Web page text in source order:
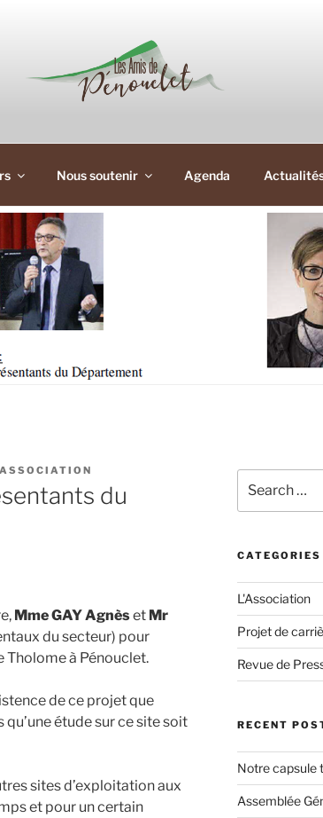
Nous soutenir Agenda
du
Mme GAY Agnèset Mr
du secteur) pour
Tholome à Pénouclet.
de ce projet que
étude sur ce site soit
sites d’exploitation aux
et pour un certain
for:
CATEGORIES
L'Association
Projet de
Revue de
RECENT
Notre capsule
Assemblée